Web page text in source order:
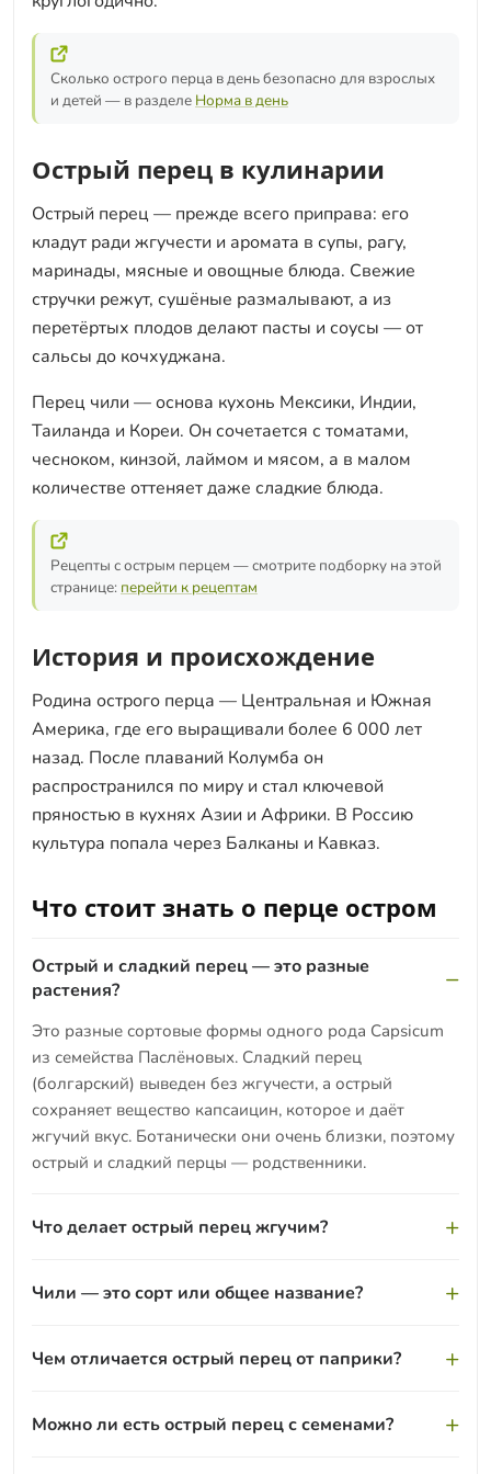
Сколько острого перца в день безопасно для взрослых
и детей — в разделе Норма в день
Острый перец в кулинарии
Острый перец — прежде всего приправа: его
кладут ради жгучести и аромата в супы, рагу,
маринады, мясные и овощные блюда. Свежие
стручки режут, сушёные размалывают, а из
перетёртых плодов делают пасты и соусы — от
сальсы до кочхуджана.
Перец чили — основа кухонь Мексики, Индии,
Таиланда и Кореи. Он сочетается с томатами,
чесноком, кинзой, лаймом и мясом, а в малом
количестве оттеняет даже сладкие блюда.
Рецепты с острым перцем — смотрите подборку на этой
странице: перейти к рецептам
История и происхождение
Родина острого перца — Центральная и Южная
Америка, где его выращивали более 6 000 лет
назад. После плаваний Колумба он
распространился по миру и стал ключевой
пряностью в кухнях Азии и Африки. В Россию
культура попала через Балканы и Кавказ.
Что стоит знать о перце остром
Острый и сладкий перец — это разные
растения?
Это разные сортовые формы одного рода Capsicum
из семейства Паслёновых. Сладкий перец
(болгарский) выведен без жгучести, а острый
сохраняет вещество капсаицин, которое и даёт
жгучий вкус. Ботанически они очень близки, поэтому
острый и сладкий перцы — родственники.
Что делает острый перец жгучим?
сосредоточенное в основном в белых внутренних
жгучее. Силу остроты измеряют по шкале Сковилла:
Чили — это сорт или общее название?
жгучих перцев. Строго говоря, это группа острых
Под чили могут подразумевать и конкретные
Чем отличается острый перец от паприки?
сладких или слабо-острых сортов того же рода
Можно ли есть острый перец с семенами?